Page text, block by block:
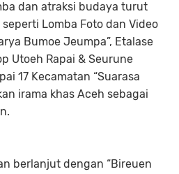
dan atraksi budaya turut
Lomba Foto dan Video
Bumoe Jeumpa”, Etalase
Utoeh Rapai & Seurune
17 Kecamatan “Suarasa
irama khas Aceh sebagai
berlanjut dengan “Bireuen